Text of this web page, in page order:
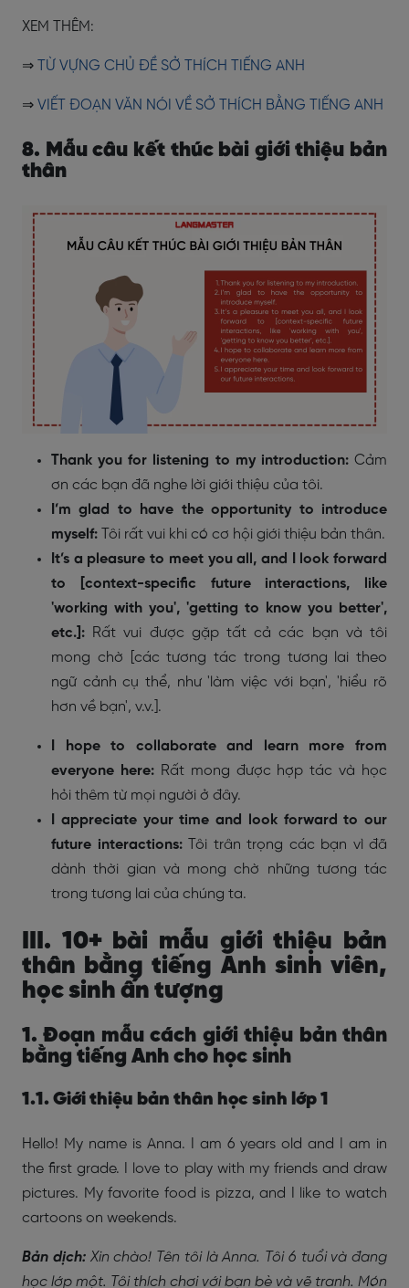
XEM THÊM:
⇒ TỪ VỰNG CHỦ ĐỀ SỞ THÍCH TIẾNG ANH
⇒ VIẾT ĐOẠN VĂN NÓI VỀ SỞ THÍCH BẰNG TIẾNG ANH
8. Mẫu câu kết thúc bài giới thiệu bản
thân
Thank you for listening to my introduction: Cảm
ơn các bạn đã nghe lời giới thiệu của tôi.
I’m glad to have the opportunity to introduce
myself:
Tôi rất vui khi có cơ hội giới thiệu bản thân.
It’s a pleasure to meet you all, and I look forward
to [context-specific future interactions, like
'working with you', 'getting to know you better',
etc.]: Rất vui được gặp tất cả các bạn và tôi
mong chờ [các tương tác trong tương lai theo
ngữ cảnh cụ thể, như 'làm việc với bạn', 'hiểu rõ
hơn về bạn', v.v.].
I hope to collaborate and learn more from
everyone here: Rất mong được hợp tác và học
hỏi thêm từ mọi người ở đây.
I appreciate your time and look forward to our
future interactions:
Tôi trân trọng các bạn vì đã
dành thời gian và mong chờ những tương tác
trong tương lai của chúng ta.
III. 10+ bài mẫu giới thiệu bản
thân bằng tiếng Anh sinh viên,
học sinh ấn tượng
1. Đoạn mẫu cách giới thiệu bản thân
bằng tiếng Anh cho học sinh
1.1. Giới thiệu bản thân học sinh lớp 1
Hello! My name is Anna. I am 6 years old and I am in
the first grade. I love to play with my friends and draw
pictures. My favorite food is pizza, and I like to watch
cartoons on weekends.
Bản dịch: Xin chào! Tên tôi là Anna. Tôi 6 tuổi và đang
học lớp một. Tôi thích chơi với bạn bè và vẽ tranh. Món